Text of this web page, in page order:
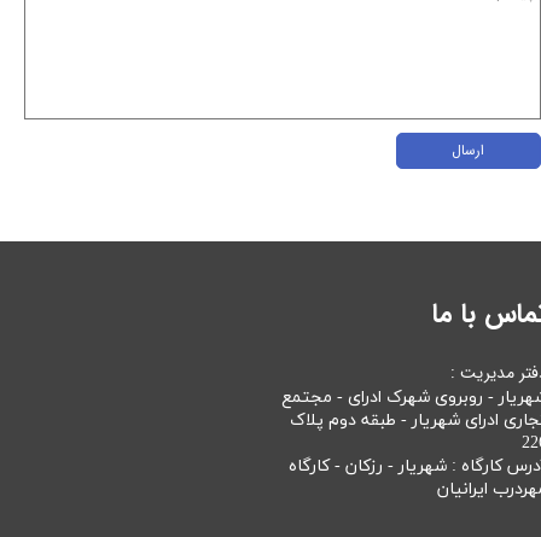
ارسال
با ما
مدیریت :
- روبروی شهرک ادرای - مجتمع
ادرای شهریار - طبقه دوم پلاک
کارگاه : شهریار - رزکان - کارگاه
ایرانیان